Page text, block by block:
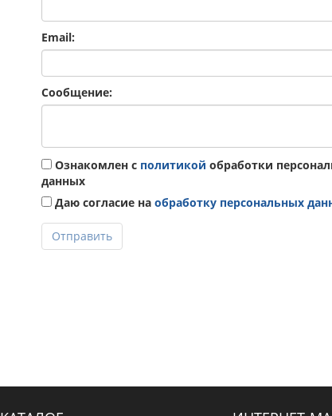
Email:
Сообщение:
Ознакомлен с политикой обработки
данных
Даю согласие на обработку персональных
Отправить